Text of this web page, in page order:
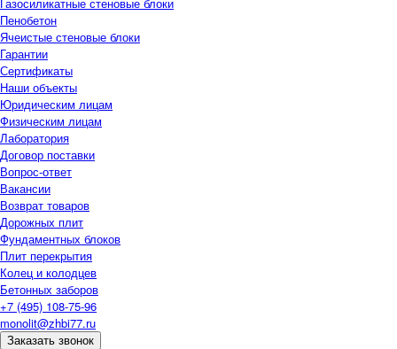
Пенобетон
Ячеистые стеновые блоки
Гарантии
Сертификаты
Наши объекты
Юридическим лицам
Физическим лицам
Лаборатория
Договор поставки
Вопрос-ответ
Вакансии
Возврат товаров
Дорожных плит
Фундаментных блоков
Плит перекрытия
Колец и колодцев
Бетонных заборов
+7 (495) 108-75-96
monolit@zhbi77.ru
Заказать звонок